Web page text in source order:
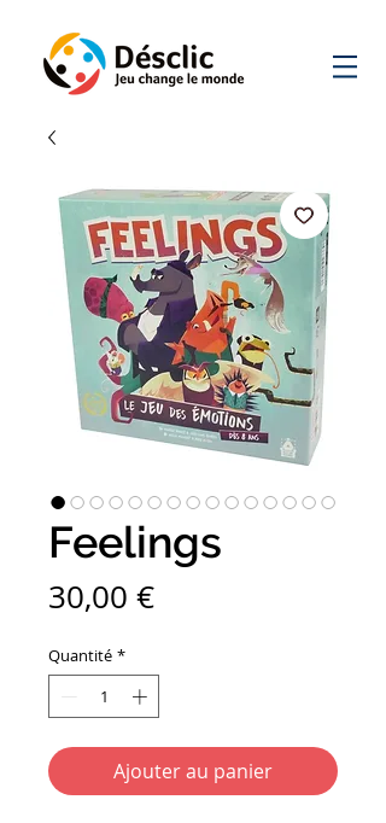
Feelings
30,00 €Prix
Quantité *
Ajouter au panier